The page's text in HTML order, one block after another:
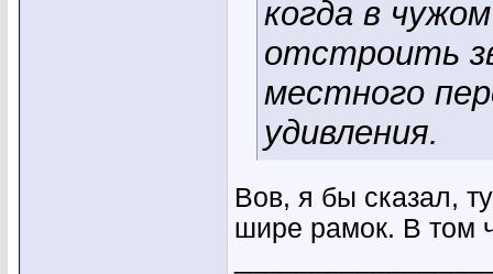
когда в
отстроить
местного
удивления.
Вов, я бы сказал,
шире рамок. В том